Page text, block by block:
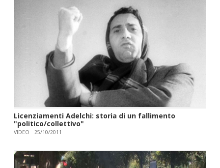
Licenziamenti Adelchi: storia di un fallimento
"politico/collettivo"
VIDEO 25/10/2011